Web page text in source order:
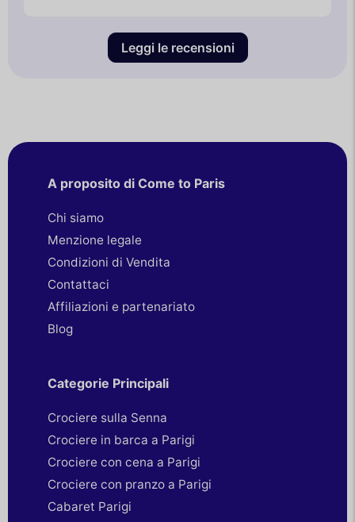
Leggi le recensioni
A proposito di Come to Paris
Chi siamo
Menzione legale
Condizioni di Vendita
Contattaci
Affiliazioni e partenariato
Blog
Categorie Principali
Crociere sulla Senna
Crociere in barca a Parigi
Crociere con cena a Parigi
Crociere con pranzo a Parigi
Cabaret Parigi